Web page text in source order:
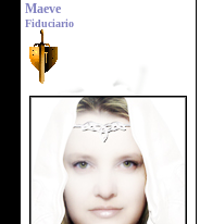
Maeve
Fiduciario